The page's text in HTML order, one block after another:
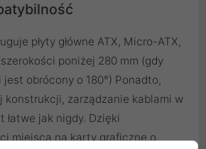
płyty główne ATX, Micro-ATX,
poniżej 280 mm (gdy
obrócony o 180°) Ponadto,
konstrukcji, zarządzanie kablami w
łatwe jak nigdy. Dzięki
miejsca na karty graficzne o